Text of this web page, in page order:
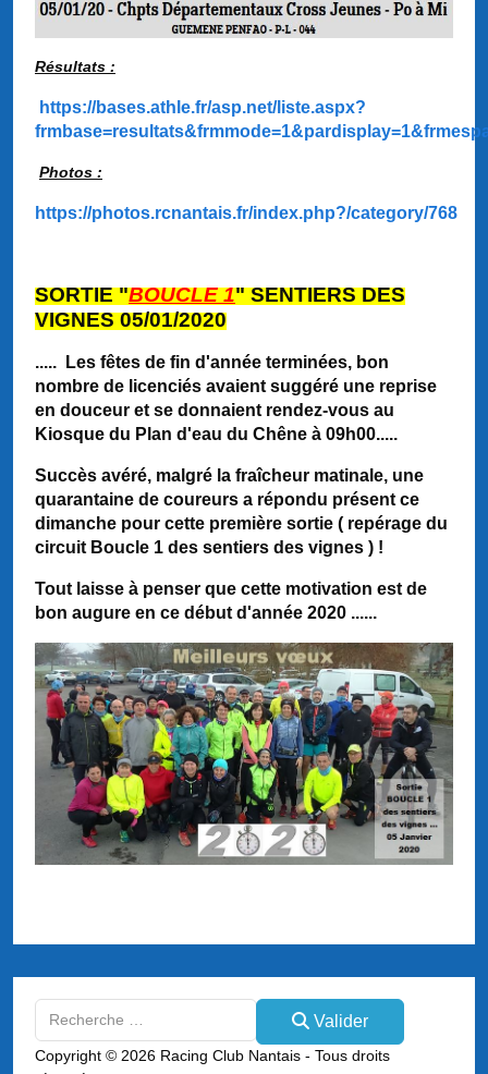
Résultats :
https://bases.athle.fr/asp.net/liste.aspx?
Photos :
https://photos.rcnantais.fr/index.php?/category/768
SORTIE "BOUCLE 1" SENTIERS DES
VIGNES 05/01/2020
..... Les fêtes de fin d'année terminées, bon
nombre de licenciés avaient suggéré une reprise
en douceur et se donnaient rendez-vous au
Kiosque du Plan d'eau du Chêne à 09h00.....
Succès avéré, malgré la fraîcheur matinale, une
quarantaine de coureurs a répondu présent ce
dimanche pour cette première sortie ( repérage du
circuit Boucle 1 des sentiers des vignes ) !
Tout laisse à penser que cette motivation est de
bon augure en ce début d'année 2020 ......
Type 2 or more characters for results.
Valider
Copyright © 2026 Racing Club Nantais - Tous droits